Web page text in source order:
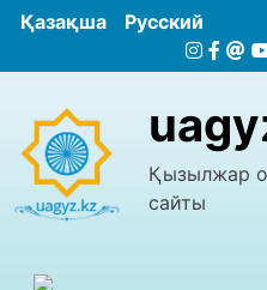
Қазақша Русский
Қызылжар
сайты